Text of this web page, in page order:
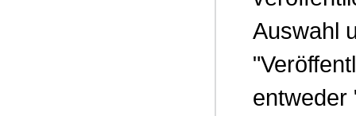
Auswahl
entweder